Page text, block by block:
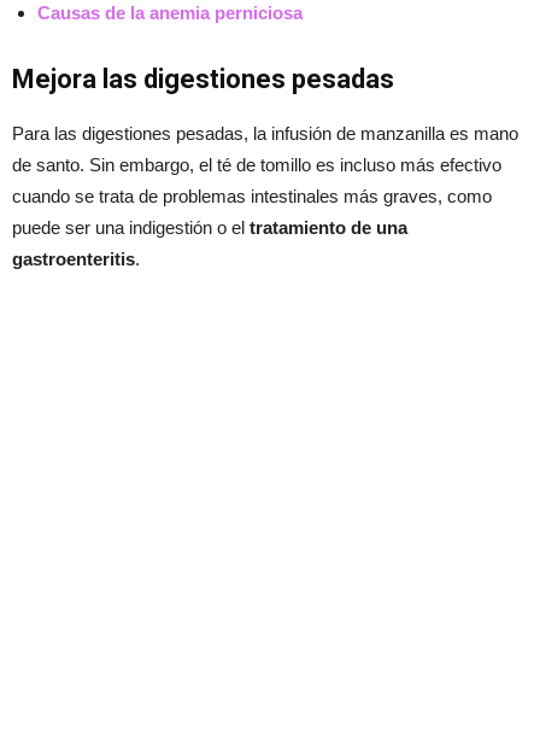
Causas de la anemia perniciosa
Mejora las digestiones pesadas
Para las digestiones pesadas, la infusión de manzanilla es mano
de santo. Sin embargo, el té de tomillo es incluso más efectivo
cuando se trata de problemas intestinales más graves, como
puede ser una indigestión o el tratamiento de una
gastroenteritis.